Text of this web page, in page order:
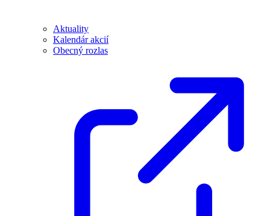
Aktuality
Kalendár akcií
Obecný rozlas